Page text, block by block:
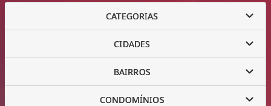
CATEGORIAS
CIDADES
BAIRROS
CONDOMÍNIOS